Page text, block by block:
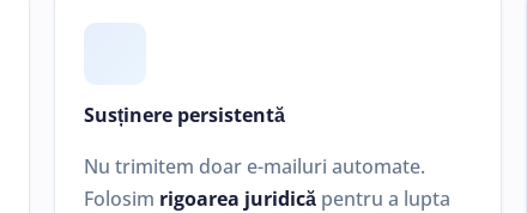
Susținere persistentă
Nu trimitem doar e-mailuri automate.
Folosim rigoarea juridică pentru a lupta